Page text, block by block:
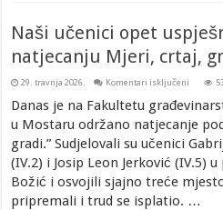
Naši učenici opet
natjecanju Mjeri, crtaj,
29. travnja 2026. Komentari isključeni
učenici
opet
Treće
mjesto
na
Mjeri,
crtaj,
gradi!
Danas je na Fakultetu
u Mostaru održano natjecanje
gradi.” Sudjelovali su učenici
(IV.2) i Josip Leon Jerković (IV.5)
Božić i osvojili sjajno treće
pripremali i trud se isplatio. …